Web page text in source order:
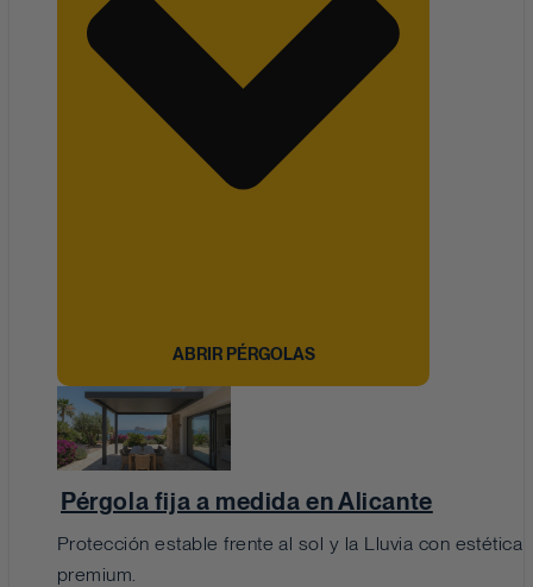
ABRIR PÉRGOLAS
Pérgola fija a medida en Alicante
Protección estable frente al sol y la Lluvia con estética
premium.